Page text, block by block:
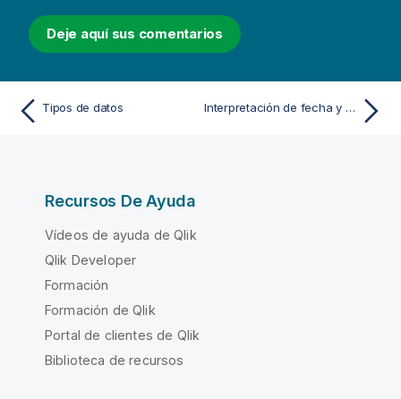
Deje aquí sus comentarios
Tipos de datos Interpretación de fecha y hora
Recursos De Ayuda
Vídeos de ayuda de Qlik
Qlik Developer
Formación
Formación de Qlik
Portal de clientes de Qlik
Biblioteca de recursos